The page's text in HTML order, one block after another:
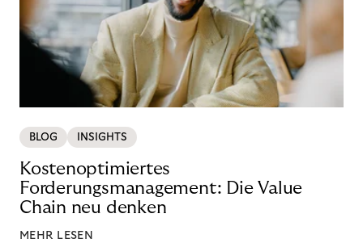
BLOG INSIGHTS
Kostenoptimiertes
Forderungsmanagement: Die Value
Chain neu denken
MEHR LESEN